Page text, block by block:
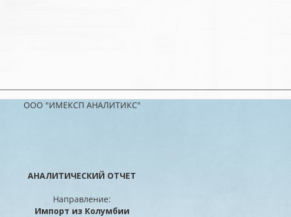
ООО "ИМЕКСП АНАЛИТИКС"
АНАЛИТИЧЕСКИЙ ОТЧЕТ
Направление:
Импорт из Колумбии